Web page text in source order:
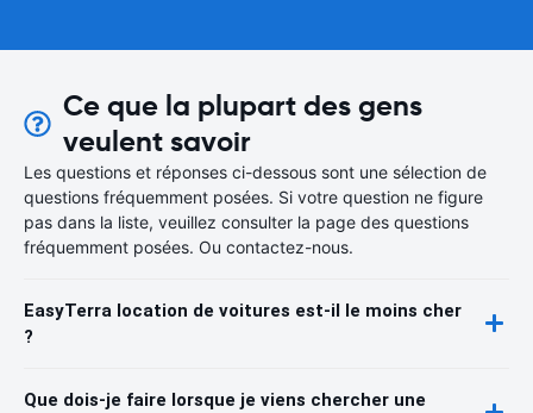
Ce que la plupart des gens
veulent savoir
Les questions et réponses ci-dessous sont une sélection de
questions fréquemment posées. Si votre question ne figure
pas dans la liste, veuillez consulter la page des questions
fréquemment posées. Ou contactez-nous.
EasyTerra location de voitures est-il le moins cher
?
Que dois-je faire lorsque je viens chercher une